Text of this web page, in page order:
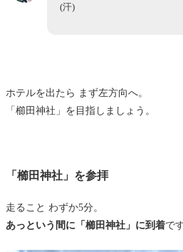
(汗)
ホテルを出たら まず左方向へ。
「櫛田神社」を目指しましょう。
「櫛田神社」を参拝
走ること わずか5分。
あっという間に「櫛田神社」に到着で